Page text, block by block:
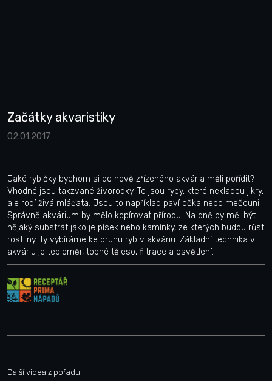
Začátky akvaristiky
02.01.2017
Jaké rybičky bychom si do nově zřízeného akvária měli pořídit?
Vhodné jsou takzvané živorodky. To jsou ryby, které nekladou jikry,
ale rodí živá mláďata. Jsou to například paví očka nebo mečouni.
Správně akvárium by mělo kopírovat přírodu. Na dně by měl být
nějaký substrát jako je písek nebo kamínky, ze kterých budou růst
rostliny. Ty vybíráme ke druhu ryb v akváriu. Základní technika v
akváriu je teploměr, topné těleso, filtrace a osvětlení.
Další videa z pořadu